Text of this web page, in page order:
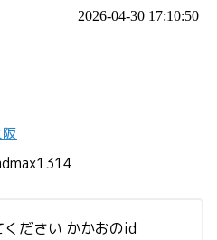
2026-04-30 17:10:50
ださい かかおのid